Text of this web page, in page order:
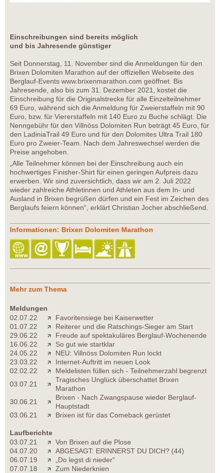
Einschreibungen sind bereits möglich
und bis Jahresende günstiger
Seit Donnerstag, 11. November sind die Anmeldungen für den
Brixen Dolomiten Marathon auf der offiziellen Webseite des
Berglauf-Events www.brixenmarathon.com geöffnet. Bis
Jahresende, also bis zum 31. Dezember 2021, kostet die
Einschreibung für die Originalstrecke für alle Einzelteilnehmer
69 Euro, während sich die Anmeldung für Zweierstaffeln mit 90
Euro, bzw. für Viererstaffeln mit 140 Euro zu Buche schlägt. Die
Nenngebühr für den Villnöss Dolomiten Run beträgt 45 Euro, für
den LadiniaTrail 49 Euro und für den Dolomites Ultra Trail 180
Euro pro Zweier-Team. Nach dem Jahreswechsel werden die
Preise angehoben.
„Alle Teilnehmer können bei der Einschreibung auch ein
hochwertiges Finisher-Shirt für einen geringen Aufpreis dazu
erwerben. Wir sind zuversichtlich, dass wir am 2. Juli 2022
wieder zahlreiche Athletinnen und Athleten aus dem In- und
Ausland in Brixen begrüßen dürfen und ein Fest im Zeichen des
Berglaufs feiern können“, erklärt Christian Jocher abschließend.
Informationen: Brixen Dolomiten Marathon
Mehr zum Thema
Meldungen
02.07.22
Favoritensiege bei Kaiserwetter
01.07.22
Reiterer und die Ratschings-Sieger am Start
29.06.22
Freude auf spektakuläres Berglauf-Wochenende
16.06.22
So gut wie startklar
24.05.22
NEU: Villnöss Dolomiten Run lockt
23.03.22
Internet-Auftritt im neuen Look
02.02.22
Meldelisten füllen sich - Teilnehmerzahl begrenzt
03.07.21
Tragisches Unglück überschattet Brixen
Marathon
30.06.21
Brixen - Nach Zwangspause wieder Berglauf-
Hauptstadt
03.06.21
Brixen ist für das Comeback gerüstet
Laufberichte
03.07.21
Von Brixen auf die Plose
04.07.20
ABGESAGT: ERINNERST DU DICH? (44)
06.07.19
„Do legst di nieder“
07.07.18
Zum Niederknien